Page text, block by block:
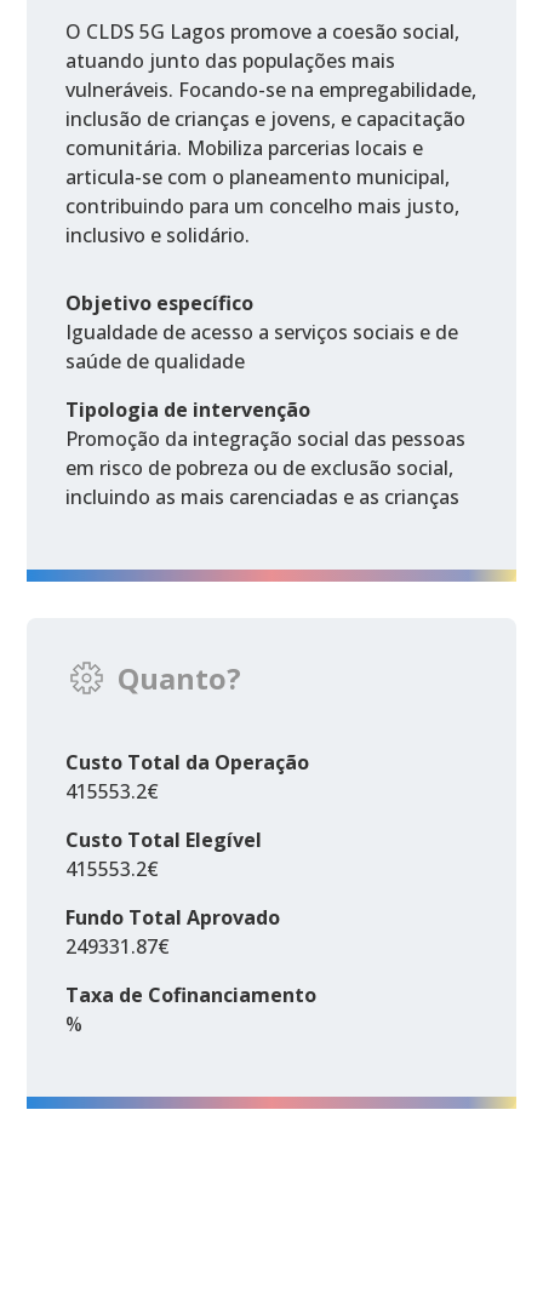
O CLDS 5G Lagos promove a coesão social,
atuando junto das populações mais
vulneráveis. Focando-se na empregabilidade,
inclusão de crianças e jovens, e capacitação
comunitária. Mobiliza parcerias locais e
articula-se com o planeamento municipal,
contribuindo para um concelho mais justo,
inclusivo e solidário.
Objetivo específico
Igualdade de acesso a serviços sociais e de
saúde de qualidade
Tipologia de intervenção
Promoção da integração social das pessoas
em risco de pobreza ou de exclusão social,
incluindo as mais carenciadas e as crianças
Quanto?
Custo Total da Operação
415553.2€
Custo Total Elegível
415553.2€
Fundo Total Aprovado
249331.87€
Taxa de Cofinanciamento
%